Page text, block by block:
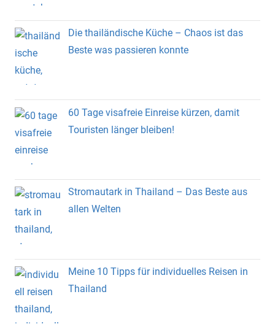
Die thailändische Küche – Chaos ist das
Beste was passieren konnte
60 Tage visafreie Einreise kürzen, damit
Touristen länger bleiben!
Stromautark in Thailand – Das Beste aus
allen Welten
Meine 10 Tipps für individuelles Reisen in
Thailand